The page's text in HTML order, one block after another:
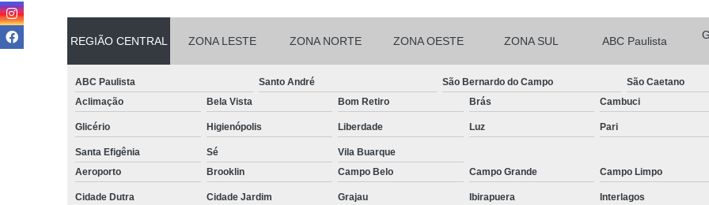
Micropigmentação
Micropigmentação de Barba São
Micropigmentação Fio a Fio Barba
Micropigmentação na Barba ABC
Nano Micropigmentação de Barba
Nano Pigmentação Cabelo Rio
REGIÃO CENTRAL ZONA LESTE ZONA NORTE ZONA OESTE ZONA SUL ABC Paulista
ABC Paulista Santo André São Bernardo do Campo São Caetano
Aclimação
Bela Vista Bom Retiro Brás Cambuci
Glicério Higienópolis Liberdade Luz Pari
Santa Efigênia Sé
Vila Buarque
Aeroporto
Brooklin Campo Belo Campo Grande Campo Limpo
Cidade Dutra Cidade Jardim Grajau Ibirapuera Interlagos